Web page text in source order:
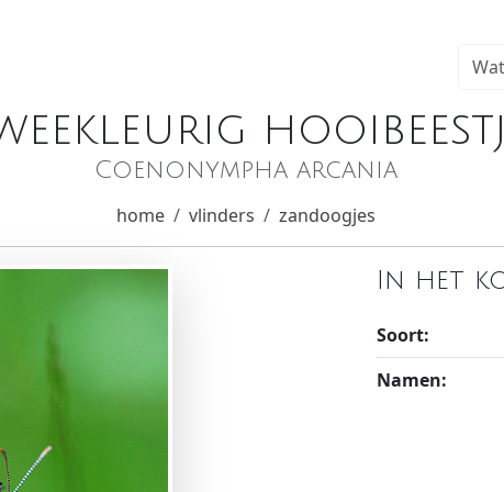
Coenonympha arcania
home vlinders zandoogjes
In het
Soort:
Namen: